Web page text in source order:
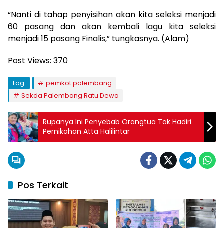
“Nanti di tahap penyisihan akan kita seleksi menjadi
60 pasang dan akan kembali lagu kita seleksi
menjadi 15 pasang Finalis,” tungkasnya. (Alam)
Post Views: 370
Tag:
pemkot palembang
Sekda Palembang Ratu Dewa
Rupanya Ini Penyebab Orangtua Tak Hadiri
Pernikahan Atta Halilintar
Pos Terkait